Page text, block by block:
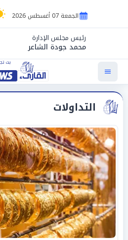
الجمعة 07 أغسطس 2026
رئيس مجلس الإدارة
محمد جودة الشاعر
التداولات